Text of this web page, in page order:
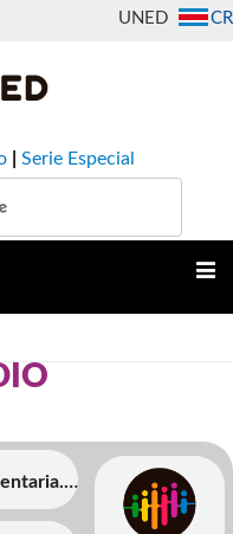
CR
UNED
Serie Especial